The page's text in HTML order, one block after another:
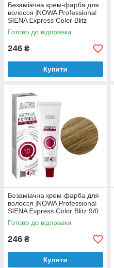
Безаміачна крем-фарба для
волосся jNOWA Professional
SIENA Express Color Blitz
М/46 60 мл
Готово до відправки
246 ₴
Купити
Безаміачна крем-фарба для
волосся jNOWA Professional
SIENA Express Color Blitz 9/0
60 мл
Готово до відправки
246 ₴
Купити